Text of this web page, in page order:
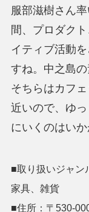
服部滋樹さん
間、プロダク
イティブ活動
すね。中之島の
そちらはカフ
近いので、ゆ
にいくのはいか
■取り扱いジャン
家具、雑貨
■住所：〒530-